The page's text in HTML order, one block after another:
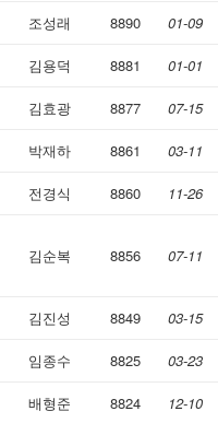
조성래 8890 01-09
김용덕 8881 01-01
김효광 8877 07-15
박재하 8861 03-11
전경식 8860 11-26
김순복 8856 07-11
김진성 8849 03-15
임종수 8825 03-23
배형준 8824 12-10